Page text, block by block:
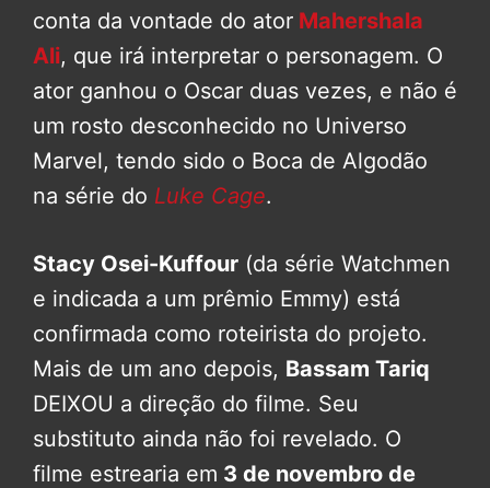
conta da vontade do ator Mahershala
Ali, que irá interpretar o personagem. O
ator ganhou o Oscar duas vezes, e não é
um rosto desconhecido no Universo
Marvel, tendo sido o Boca de Algodão
na série do Luke Cage.
Stacy Osei-Kuffour (da série Watchmen
e indicada a um prêmio Emmy) está
confirmada como roteirista do projeto.
Mais de um ano depois, Bassam Tariq
DEIXOU a direção do filme. Seu
substituto ainda não foi revelado. O
filme estrearia em 3 de novembro de